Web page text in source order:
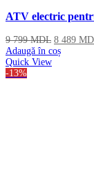
ATV electric
9 799MDL 8 489
Adaugă în coș
Quick View
-13%